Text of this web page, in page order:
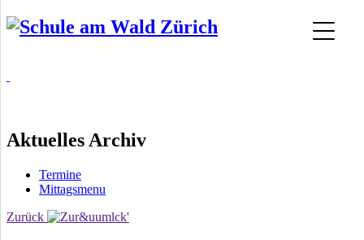
Aktuelles Archiv
Termine
Mittagsmenu
Zurück